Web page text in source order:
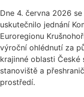
Dne 4. června 2026
uskutečnilo jednání
Euroregionu
výroční ohlédnutí za
krajinné oblasti
stanoviště a
prostředí.